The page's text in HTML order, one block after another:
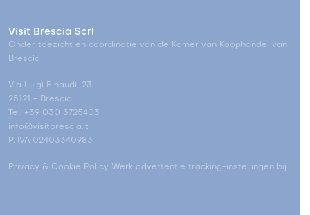
Visit Brescia Scrl
Onder toezicht en coördinatie van de Kamer van Koophandel van
Brescia
Via Luigi Einaudi, 23
25121 - Brescia
Tel. +39 030 3725403
info@visitbrescia.it
P. IVA 02403340983
Privacy & Cookie Policy Werk advertentie tracking-instellingen bij